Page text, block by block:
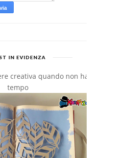
IN EVIDENZA
creativa quando non hai
tempo